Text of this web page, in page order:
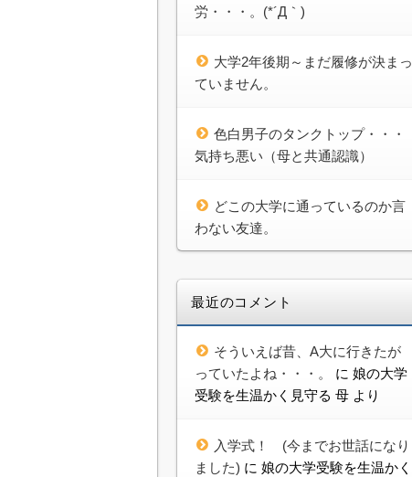
労・・・。(*´Д｀)
大学2年後期～まだ履修が決まっ
ていません。
色白男子のタンクトップ・・・
気持ち悪い（母と共通認識）
どこの大学に通っているのか言
わない友達。
最近のコメント
そういえば昔、A大に行きたが
っていたよね・・・。
に 娘の大学
受験を生温かく見守る 母 より
入学式！ (今までお世話になり
ました) に 娘の大学受験を生温かく